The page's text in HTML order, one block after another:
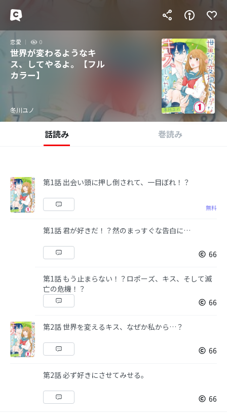
恋愛 0
世界が変わるようなキ
ス、してやるよ。【フル
カラー】
冬川ユノ
話読み 巻読み
第1話 出会い頭に押し倒されて、一目ぼれ！？
無料
第1話 君が好きだ！？然のまっすぐな告白に…
66
第1話 もう止まらない！？ロポーズ、キス、そして滅
亡の危機！？
66
第2話 世界を変えるキス、なぜか私から…？
66
第2話 必ず好きにさせてみせる。
66